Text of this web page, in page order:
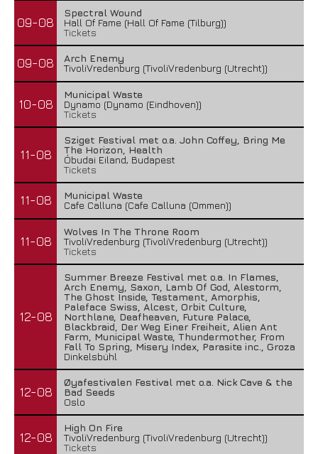
09-08
Spectral Wound
Hall Of Fame (Hall Of Fame (Tilburg))
Tickets
09-08
Arch Enemy
TivoliVredenburg (TivoliVredenburg (Utrecht))
10-08
Municipal Waste
Dynamo (Dynamo (Eindhoven))
Tickets
11-08
Sziget Festival met o.a. John Coffey, Bring Me
The Horizon, Health
Óbudai Eiland, Budapest
Tickets
11-08
Municipal Waste
Cafe Calluna (Cafe Calluna (Ommen))
11-08
Wolves In The Throne Room
TivoliVredenburg (TivoliVredenburg (Utrecht))
Tickets
12-08
Summer Breeze Festival met o.a. In Flames,
Arch Enemy, Saxon, Lamb Of God, Alestorm,
The Ghost Inside, Testament, Amorphis,
Paleface Swiss, Alcest, Orbit Culture,
Northlane, Deafheaven, Future Palace,
Blackbraid, Der Weg Einer Freiheit, Alien Ant
Farm, Municipal Waste, Thundermother, From
Fall To Spring, Misery Index, Parasite inc., Groza
Dinkelsbühl
12-08
Øyafestivalen Festival met o.a. Nick Cave & the
Bad Seeds
Oslo
12-08
High On Fire
TivoliVredenburg (TivoliVredenburg (Utrecht))
Tickets